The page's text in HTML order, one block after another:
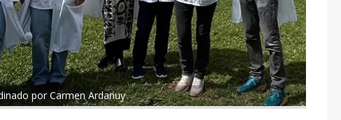
por Carmen Ardanuy